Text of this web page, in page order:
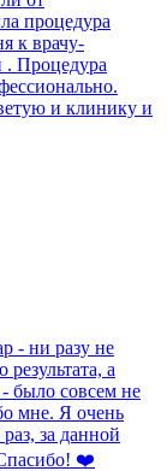
процедура
к врачу-
. Процедура
и клинику и
- ни разу не
а
было совсем не
мне. Я очень
за данной
❤️